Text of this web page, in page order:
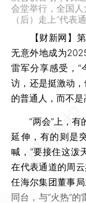
会堂举行，全国
（后）走上“代表
【财新网】
无意外地成为
雷军分享感受，“
访，还是挺激动
的普通人，而不是
“两会”上，有的
延伸，有的则是
喊，“要接住这泼
在代表通道的周
任海尔集团董事
同台，与“火热”的